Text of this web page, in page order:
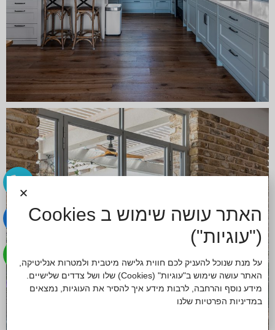
האתר עושה שימוש ב Cookies
("עוגיות")
על מנת שנוכל להעניק לכם חווית גלישה מיטבית ולמטרות אנליטיקה,
האתר עושה שימוש ב"עוגיות" (Cookies) שלו ושל צדדים שלישיים.
מידע נוסף והרחבה, לרבות מידע איך להסיר את העוגיות, נמצאים
במדיניות הפרטיות שלנו